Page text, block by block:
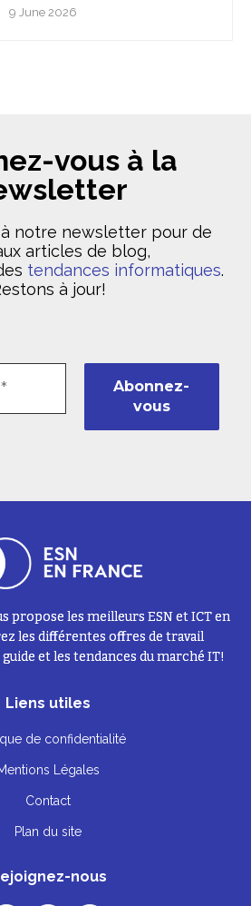
9 June 2026
vous à la
notre newsletter pour de
articles de blog,
tendances informatiques.
à jour!
propose les meilleurs ESN et ICT en
les différentes offres de travail
et les tendances du marché IT!
Liens utiles
de confidentialité
Légales
Contact
Plan du site
nous